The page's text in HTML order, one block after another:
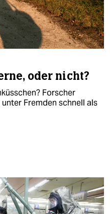
oder nicht?
Forscher
Fremden schnell als